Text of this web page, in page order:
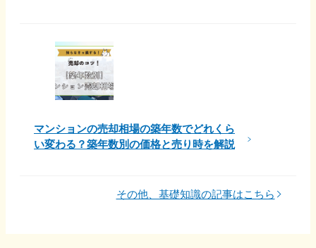
マンションの売却相場の築年数でどれくら
い変わる？築年数別の価格と売り時を解説
その他、基礎知識の記事はこちら